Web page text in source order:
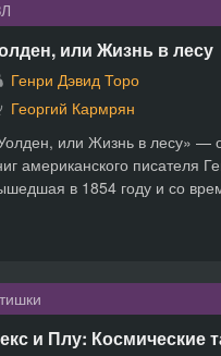
или Жизнь в лесу
Генри Дэвид Торо
Георгий Кармрян
или Жизнь в лесу» —
американского писателя
в 1854 году и со
и Плу: Космические